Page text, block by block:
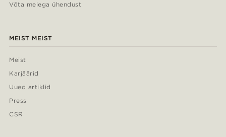
Võta meiega ühendust
MEIST MEIST
Meist
Karjäärid
Uued artiklid
Press
CSR